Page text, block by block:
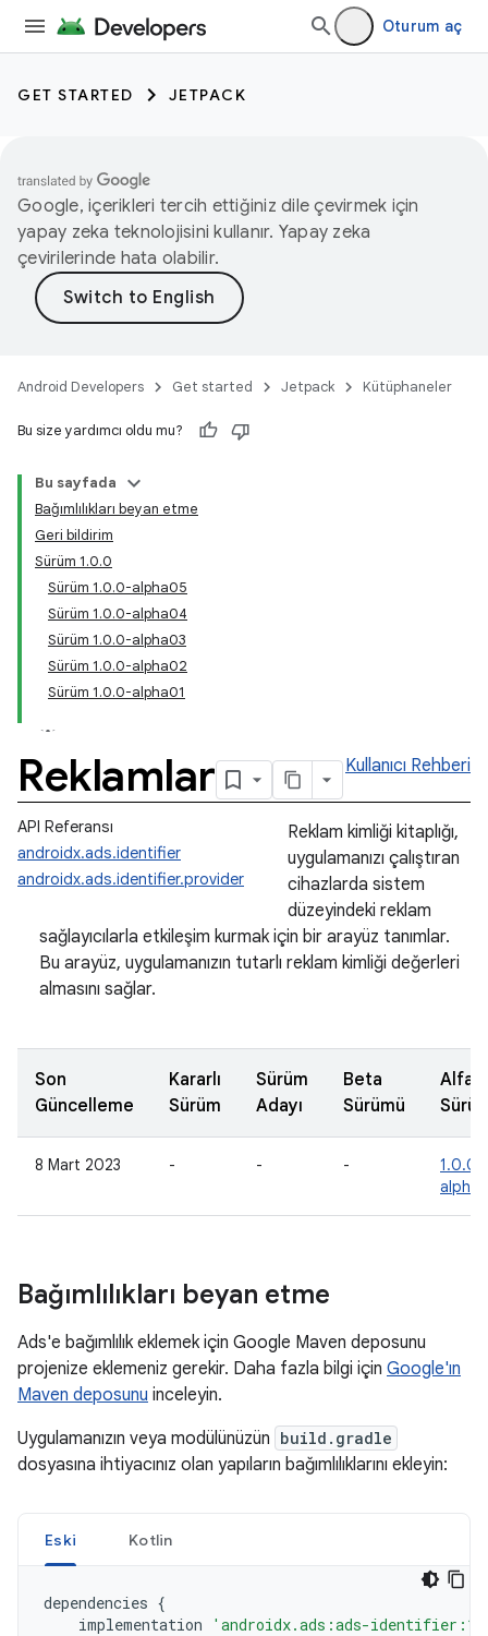
Oturum aç
GET STARTED JETPACK
Google, içerikleri tercih ettiğiniz dile çevirmek için
yapay zeka teknolojisini kullanır. Yapay zeka
çevirilerinde hata olabilir.
Android Developers Get started Jetpack Kütüphaneler
Bu size yardımcı oldu mu?
Bu sayfada
Bağımlılıkları beyan etme
Geri bildirim
Sürüm 1.0.0
Sürüm 1.0.0-alpha05
Sürüm 1.0.0-alpha04
Sürüm 1.0.0-alpha03
Sürüm 1.0.0-alpha02
Sürüm 1.0.0-alpha01
Reklamlar Kullanıcı Rehberi
API Referansı
androidx.ads.identifier
androidx.ads.identifier.provider
Reklam kimliği kitaplığı,
uygulamanızı çalıştıran
cihazlarda sistem
düzeyindeki reklam
sağlayıcılarla etkileşim kurmak için bir arayüz tanımlar.
Bu arayüz, uygulamanızın tutarlı reklam kimliği değerleri
almasını sağlar.
Son
Güncelleme
Kararlı
Sürüm
Sürüm
Adayı
Beta
Sürümü
Alfa
8 Mart 2023 - - -
1.0.0-
Bağımlılıkları beyan etme
Ads'e bağımlılık eklemek için Google Maven deposunu
projenize eklemeniz gerekir. Daha fazla bilgi için Google'ın
Maven deposunu inceleyin.
Uygulamanızın veya modülünüzün build.gradle
dosyasına ihtiyacınız olan yapıların bağımlılıklarını ekleyin:
Eski Kotlin
dependencies {
implementation
'androidx.ads:ads-